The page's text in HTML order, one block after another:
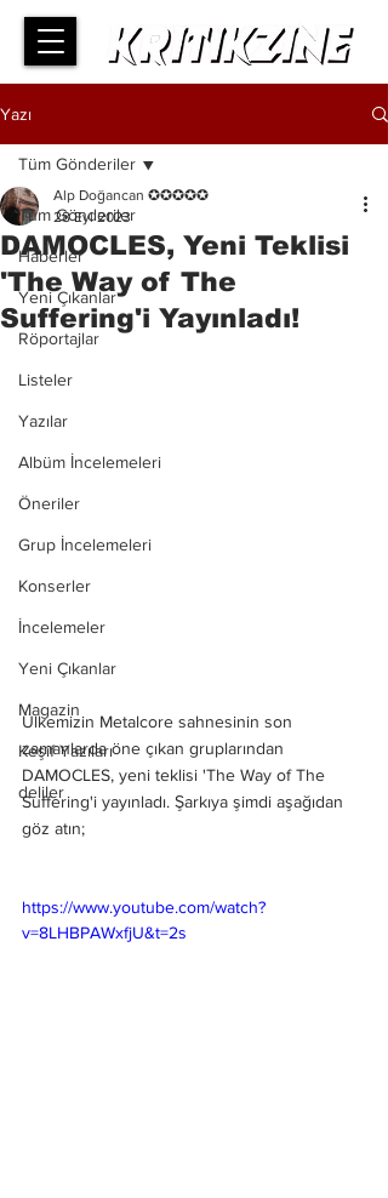
Yazı
Tüm Gönderiler
Haberler
Yeni Çıkanlar
Röportajlar
Listeler
Yazılar
Albüm İncelemeleri
Öneriler
Grup İncelemeleri
Konserler
İncelemeler
Yeni Çıkanlar
Magazin
Keşif Yazıları
deliler
Tüm Gönderiler
DAMOCLES, Yeni Teklisi
'The Way of The
Suffering'i Yayınladı!
Alp Doğancan ✪✪✪✪✪
28 Eyl 2023
Ülkemizin Metalcore sahnesinin son
zamanlarda öne çıkan gruplarından
DAMOCLES, yeni teklisi 'The Way of The
Suffering'i yayınladı. Şarkıya şimdi aşağıdan
göz atın;
https://www.youtube.com/watch?
v=8LHBPAWxfjU&t=2s